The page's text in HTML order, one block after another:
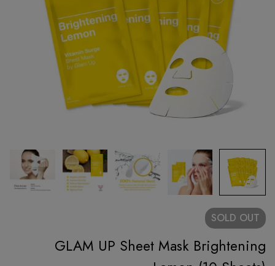
SOLD OUT
GLAM UP Sheet Mask Brightening